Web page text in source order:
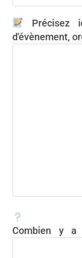
Précisez
d'évènement,
Combien y